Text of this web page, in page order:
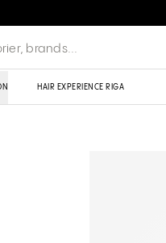
HAIR EXPERIENCE RIGA